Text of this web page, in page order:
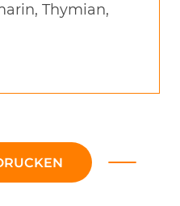
Thymian,